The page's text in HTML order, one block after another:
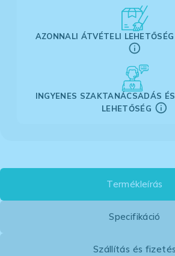
AZONNALI ÁTVÉTELI LEHETŐSÉG
INGYENES SZAKTANÁCSADÁS
LEHETŐSÉG
Termékleírás
Specifikáció
Szállítás és fizetés